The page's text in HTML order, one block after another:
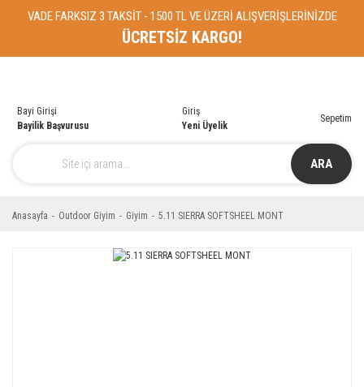
VADE FARKSIZ 3 TAKSİT - 1500 TL VE ÜZERİ ALIŞVERİŞLERİNİZDE
ÜCRETSİZ KARGO!
ARA
Bayi Girişi
Bayilik Başvurusu
Giriş
Yeni Üyelik
Sepetim
Anasayfa Outdoor Giyim Giyim 5.11 SIERRA SOFTSHEEL MONT